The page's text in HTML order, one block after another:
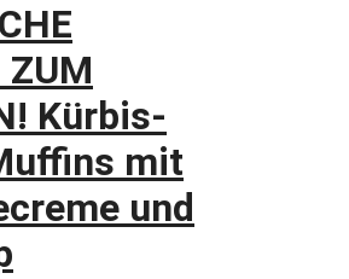
ZUM
Kürbis-
mit
und